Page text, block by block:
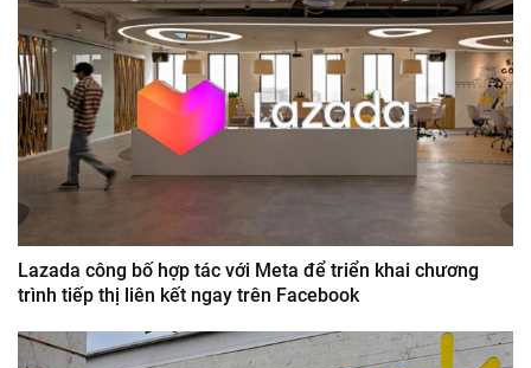
Lazada công bố hợp tác với Meta để triển khai chương
trình tiếp thị liên kết ngay trên Facebook